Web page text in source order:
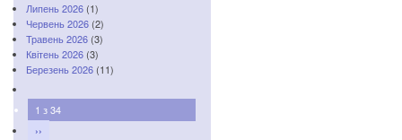
Липень 2026 (1)
Червень 2026 (2)
Травень 2026 (3)
Квітень 2026 (3)
Березень 2026 (11)
1 з 34
››